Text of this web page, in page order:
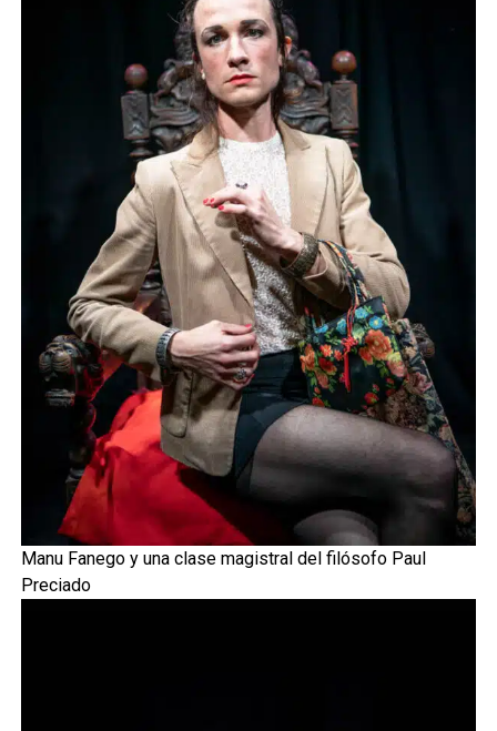
Manu Fanego y una clase magistral del filósofo Paul
Preciado